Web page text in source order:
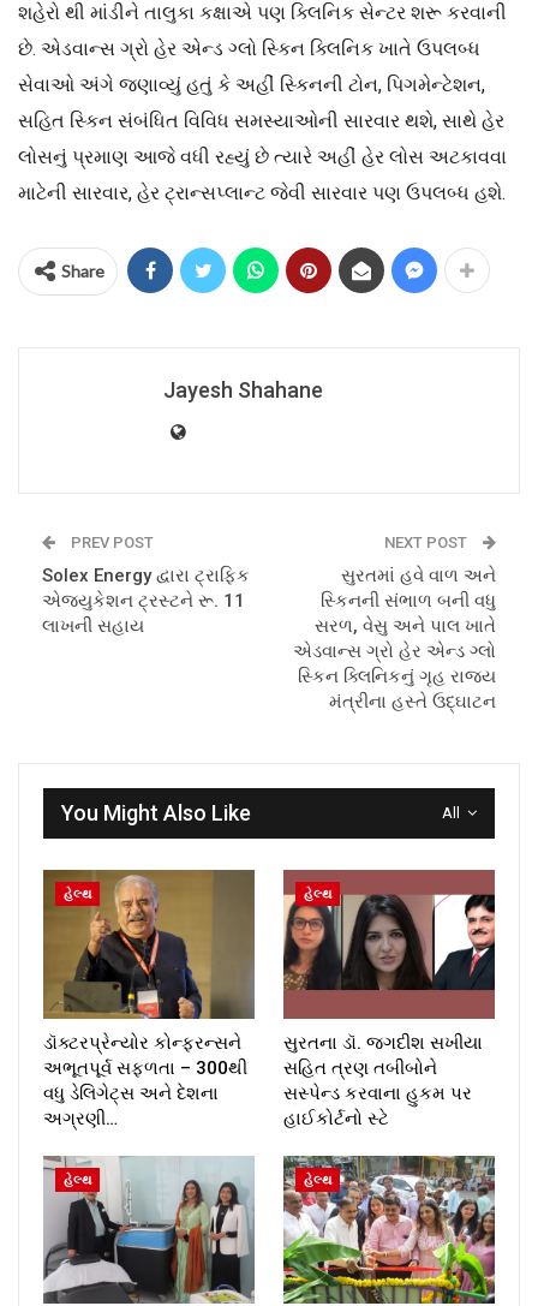
શહેરો થી માંડીને તાલુકા કક્ષાએ પણ ક્લિનિક સેન્ટર શરૂ કરવાની
છે. એડવાન્સ ગ્રો હેર એન્ડ ગ્લો સ્કિન ક્લિનિક ખાતે ઉપલબ્ધ
સેવાઓ અંગે જણાવ્યું હતું કે અહીં સ્કિનની ટોન, પિગમેન્ટેશન,
સહિત સ્કિન સંબંધિત વિવિધ સમસ્યાઓની સારવાર થશે, સાથે હેર
લોસનું પ્રમાણ આજે વધી રહ્યું છે ત્યારે અહીં હેર લોસ અટકાવવા
માટેની સારવાર, હેર ટ્રાન્સપ્લાન્ટ જેવી સારવાર પણ ઉપલબ્ધ હશે.
Share
Jayesh Shahane
PREV POST
Solex Energy દ્વારા ટ્રાફિક
એજ્યુકેશન ટ્રસ્ટને રૂ. 11
લાખની સહાય
NEXT POST
સુરતમાં હવે વાળ અને
સ્કિનની સંભાળ બની વધુ
સરળ, વેસુ અને પાલ ખાતે
એડવાન્સ ગ્રો હેર એન્ડ ગ્લો
સ્કિન ક્લિનિકનું ગૃહ રાજ્ય
મંત્રીના હસ્તે ઉદ્ઘાટન
All
You Might Also Like
હેલ્થ
ડૉક્ટરપ્રેન્યોર કોન્ફરન્સને
અભૂતપૂર્વ સફળતા – 300થી
વધુ ડેલિગેટ્સ અને દેશના
અગ્રણી…
હેલ્થ
સુરતના ડૉ. જગદીશ સખીયા
સહિત ત્રણ તબીબોને
સસ્પેન્ડ કરવાના હુકમ પર
હાઈકોર્ટનો સ્ટે
હેલ્થ હેલ્થ